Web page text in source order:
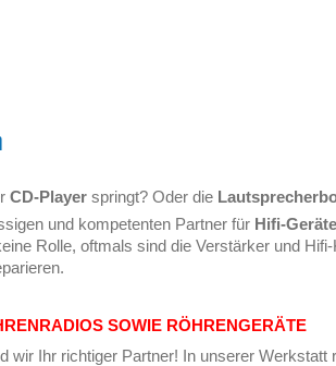
CD-Player springt? Oder die
und kompetenten Partner für Hifi-
Rolle, oftmals sind die Verstärker und
SOWIE RÖHRENGERÄTE
wir Ihr richtiger Partner! In unserer